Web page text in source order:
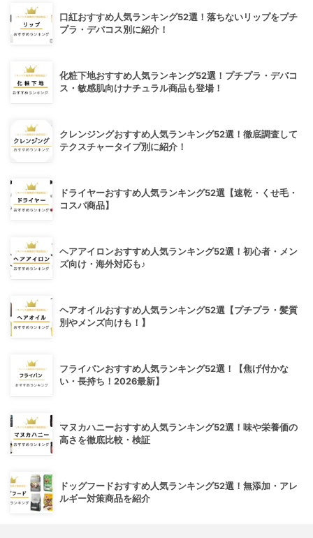
口紅おすすめ人気ランキング52選！落ちないリップをプチ
プラ・デパコス別に紹介！
化粧下地おすすめ人気ランキング52選！プチプラ・デパコ
ス・敏感肌向けナチュラル商品も登場！
クレンジングおすすめ人気ランキング52選！徹底調査して
テクスチャータイプ別に紹介！
ドライヤーおすすめ人気ランキング52選【速乾・くせ毛・
コスパ商品】
ヘアアイロンおすすめ人気ランキング52選！初心者・メン
ズ向け・海外対応も♪
ヘアオイルおすすめ人気ランキング52選【プチプラ・髪質
別やメンズ向けも！】
フライパンおすすめ人気ランキング52選！【焦げ付かな
い・長持ち！2026最新】
マヌカハニーおすすめ人気ランキング52選！味や栄養価の
高さを徹底比較・検証
ドッグフードおすすめ人気ランキング52選！無添加・アレ
ルギー対策商品を紹介